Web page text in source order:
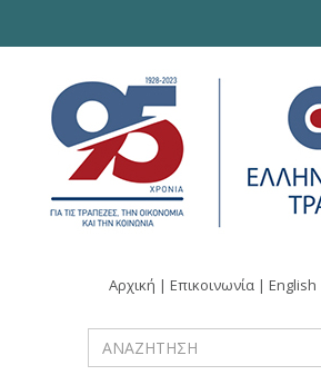
Αρχική | Επικοινωνία | English